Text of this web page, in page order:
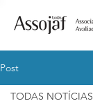
Post
TODAS NOTÍCIAS